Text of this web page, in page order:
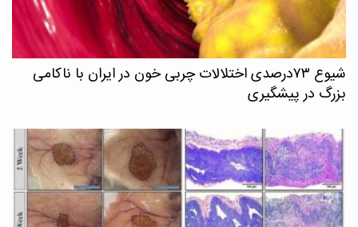
شیوع ۷۳درصدی اختلالات چربی خون در ایران با ناکامی
بزرگ در پیشگیری